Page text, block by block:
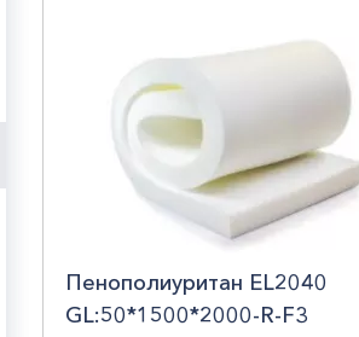
Пенополиуритан EL2040
GL:50*1500*2000-R-F3